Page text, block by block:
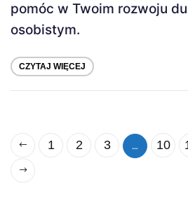
pomóc w Twoim rozwoju
osobistym.
CZYTAJ WIĘCEJ
1 2 3 … 10